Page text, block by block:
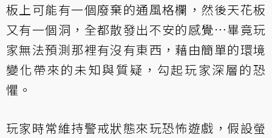
板上可能有一個廢棄的通風格欄，然後天花板
又有一個洞，全都散發出不安的感覺…畢竟玩
家無法預測那裡有沒有東西，藉由簡單的環境
變化帶來的未知與質疑，勾起玩家深層的恐
懼。
玩家時常維持警戒狀態來玩恐怖遊戲，假設螢